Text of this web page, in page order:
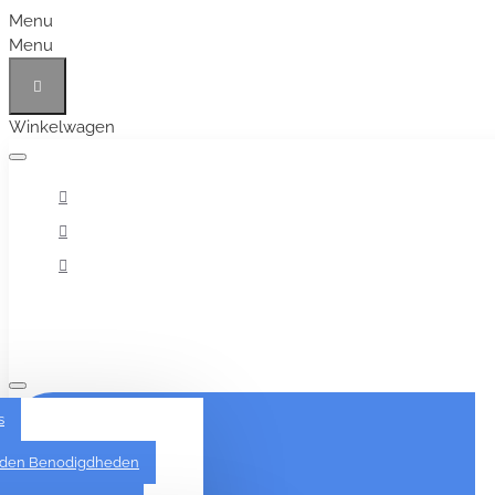
Menu
Menu
Winkelwagen
Alles
Benodigdheden